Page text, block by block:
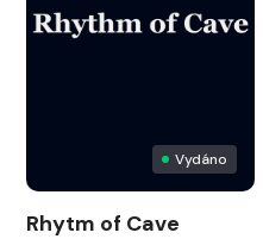
Vydáno
Rhytm of Cave